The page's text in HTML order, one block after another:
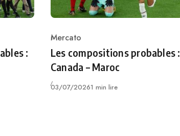
:
Category
Mercato
Les compositions probables :
Canada – Maroc
Publié
03/07/20261 min lire